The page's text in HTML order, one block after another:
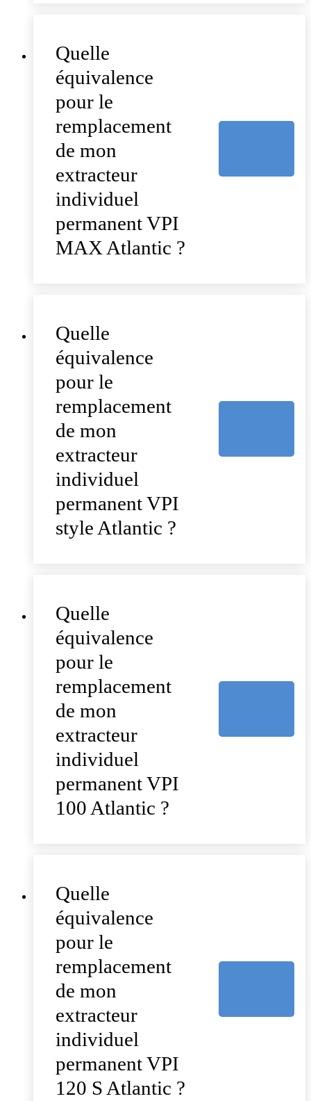
Quelle
équivalence
pour le
remplacement
de mon
extracteur
individuel
permanent VPI
MAX Atlantic ?
Quelle
équivalence
pour le
remplacement
de mon
extracteur
individuel
permanent VPI
style Atlantic ?
Quelle
équivalence
pour le
remplacement
de mon
extracteur
individuel
permanent VPI
100 Atlantic ?
Quelle
équivalence
pour le
remplacement
de mon
extracteur
individuel
permanent VPI
120 S Atlantic ?